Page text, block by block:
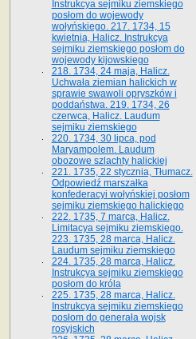
Instrukcya sejmiku ziemskiego
posłom do wojewody
wołyńskiego. 217. 1734, 15
kwietnia, Halicz. Instrukcya
sejmiku ziemskiego posłom do
wojewody kijowskiego
218. 1734, 24 maja, Halicz.
Uchwała ziemian halickich w
sprawie swawoli opryszków i
poddaństwa. 219. 1734, 26
czerwca, Halicz. Laudum
sejmiku ziemskiego
220. 1734, 30 lipca, pod
Maryampolem. Laudum
obozowe szlachty halickiej
221. 1735, 22 stycznia, Tłumacz.
Odpowiedź marszałka
konfederacyi wołyńskiej posłom
sejmiku ziemskiego halickiego
222. 1735, 7 marca, Halicz.
Limitacya sejmiku ziemskiego.
223. 1735, 28 marca, Halicz.
Laudum sejmiku ziemskiego
224. 1735, 28 marca, Halicz.
Instrukcya sejmiku ziemskiego
posłom do króla
225. 1735, 28 marca, Halicz.
Instrukcya sejmiku ziemskiego
posłom do generała wojsk
rosyjskich